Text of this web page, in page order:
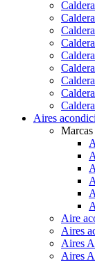
Aires
Marcas
Aire
Aires
Aires
Aires